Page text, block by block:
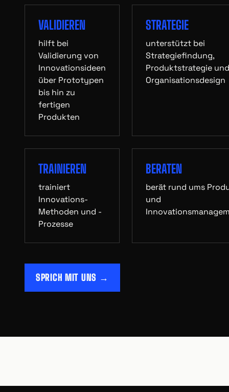
VALIDIEREN
hilft bei
Validierung von
Innovationsideen
über Prototypen
bis hin zu
fertigen
Produkten
STRATEGIE
unterstützt bei
Strategiefindung,
Produktstrategie und
Organisationsdesign
TRAINIEREN
trainiert
Innovations-
Methoden und -
Prozesse
BERATEN
berät rund ums
und
SPRICH MIT UNS →